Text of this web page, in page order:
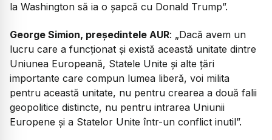
la Washington să ia o șapcă cu Donald Trump”.
George Simion, președintele AUR: „Dacă avem un
lucru care a funcționat și există această unitate dintre
Uniunea Europeană, Statele Unite și alte țări
importante care compun lumea liberă, voi milita
pentru această unitate, nu pentru crearea a două falii
geopolitice distincte, nu pentru intrarea Uniunii
Europene și a Statelor Unite într-un conflict inutil”.